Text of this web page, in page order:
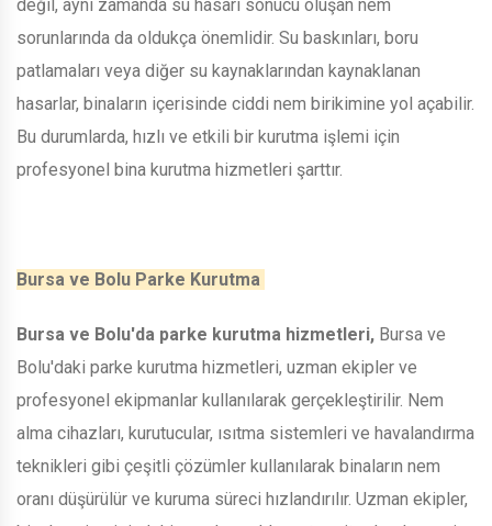
değil, aynı zamanda su hasarı sonucu oluşan nem
sorunlarında da oldukça önemlidir. Su baskınları, boru
patlamaları veya diğer su kaynaklarından kaynaklanan
hasarlar, binaların içerisinde ciddi nem birikimine yol açabilir.
Bu durumlarda, hızlı ve etkili bir kurutma işlemi için
profesyonel bina kurutma hizmetleri şarttır.
Bursa ve Bolu Parke Kurutma
Bursa ve Bolu'da parke kurutma hizmetleri, Bursa ve
Bolu'daki parke kurutma hizmetleri, uzman ekipler ve
profesyonel ekipmanlar kullanılarak gerçekleştirilir. Nem
alma cihazları, kurutucular, ısıtma sistemleri ve havalandırma
teknikleri gibi çeşitli çözümler kullanılarak binaların nem
oranı düşürülür ve kuruma süreci hızlandırılır. Uzman ekipler,